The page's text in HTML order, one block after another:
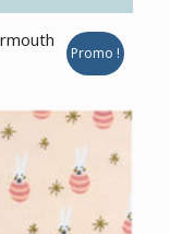
Promo !